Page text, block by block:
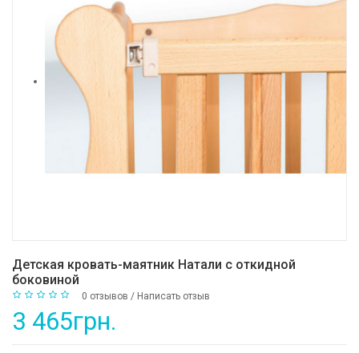
Детская кровать-маятник Натали с откидной
боковиной
0 отзывов / Написать отзыв
3 465грн.